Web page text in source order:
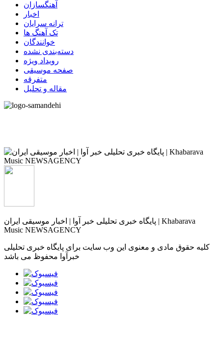
آهنگسازان
اخبار
ترانه سرایان
تک آهنگ ها
خوانندگان
دسته‌بندی نشده
رویداد ویژه
صفحه موسیقی
متفرقه
مقاله و تحلیل
پایگاه خبری تحلیلی خبر آوا | اخبار موسیقی ایران | Khabarava
Music NEWSAGENCY
کلیه حقوق مادی و معنوی این وب سایت برای پایگاه خبری تحلیلی
خبرآوا محفوظ می باشد